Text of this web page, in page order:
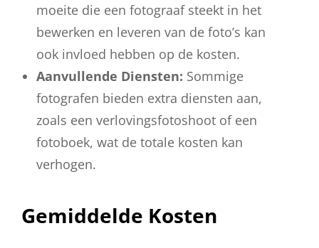
moeite die een fotograaf steekt in het
bewerken en leveren van de foto’s kan
ook invloed hebben op de kosten.
Aanvullende Diensten: Sommige
fotografen bieden extra diensten aan,
zoals een verlovingsfotoshoot of een
fotoboek, wat de totale kosten kan
verhogen.
Gemiddelde Kosten